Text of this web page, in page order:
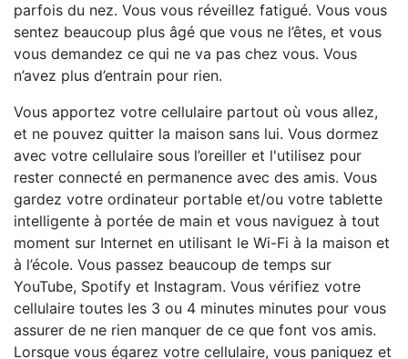
parfois du nez. Vous vous réveillez fatigué. Vous vous
sentez beaucoup plus âgé que vous ne l’êtes, et vous
vous demandez ce qui ne va pas chez vous. Vous
n’avez plus d’entrain pour rien.
Vous apportez votre cellulaire partout où vous allez,
et ne pouvez quitter la maison sans lui. Vous dormez
avec votre cellulaire sous l’oreiller et l'utilisez pour
rester connecté en permanence avec des amis. Vous
gardez votre ordinateur portable et/ou votre tablette
intelligente à portée de main et vous naviguez à tout
moment sur Internet en utilisant le Wi-Fi à la maison et
à l’école. Vous passez beaucoup de temps sur
YouTube, Spotify et Instagram. Vous vérifiez votre
cellulaire toutes les 3 ou 4 minutes minutes pour vous
assurer de ne rien manquer de ce que font vos amis.
Lorsque vous égarez votre cellulaire, vous paniquez et